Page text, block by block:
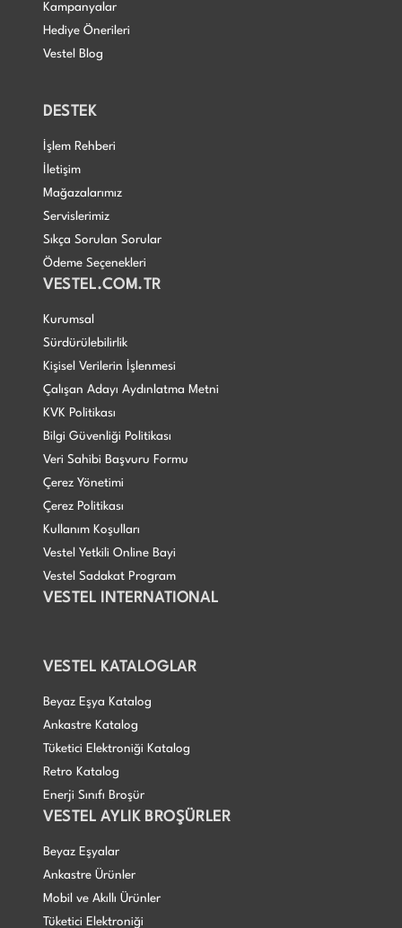
Kampanyalar
Hediye Önerileri
Vestel Blog
DESTEK
İşlem Rehberi
İletişim
Mağazalarımız
Servislerimiz
Sıkça Sorulan Sorular
Ödeme Seçenekleri
VESTEL.COM.TR
Kurumsal
Sürdürülebilirlik
Kişisel Verilerin İşlenmesi
Çalışan Adayı Aydınlatma Metni
KVK Politikası
Bilgi Güvenliği Politikası
Veri Sahibi Başvuru Formu
Çerez Yönetimi
Çerez Politikası
Kullanım Koşulları
Vestel Yetkili Online Bayi
Vestel Sadakat Program
VESTEL INTERNATIONAL
VESTEL KATALOGLAR
Beyaz Eşya Katalog
Ankastre Katalog
Tüketici Elektroniği Katalog
Retro Katalog
Enerji Sınıfı Broşür
VESTEL AYLIK BROŞÜRLER
Beyaz Eşyalar
Ankastre Ürünler
Mobil ve Akıllı Ürünler
Tüketici Elektroniği